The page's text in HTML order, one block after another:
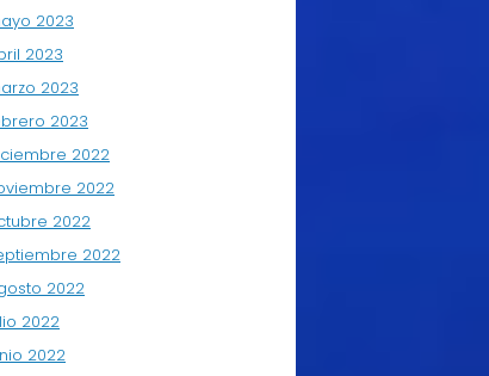
2023
2023
2023
2023
2022
2022
2022
2022
2022
2022
2022